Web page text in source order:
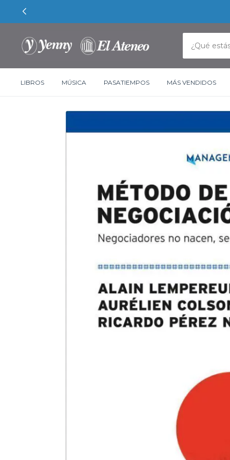
LIBROS MÚSICA PASATIEMPOS MÁS VENDIDOS